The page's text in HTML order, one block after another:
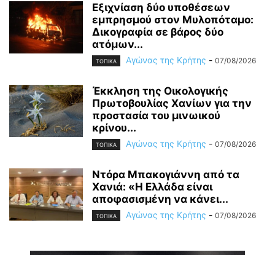
Εξιχνίαση δύο υποθέσεων
εμπρησμού στον Μυλοπόταμο:
Δικογραφία σε βάρος δύο
ατόμων...
ΤΟΠΙΚΑ Αγώνας της Κρήτης - 07/08/2026
Έκκληση της Οικολογικής
Πρωτοβουλίας Χανίων για την
προστασία του μινωικού
κρίνου...
ΤΟΠΙΚΑ Αγώνας της Κρήτης - 07/08/2026
Ντόρα Μπακογιάννη από τα
Χανιά: «Η Ελλάδα είναι
αποφασισμένη να κάνει...
ΤΟΠΙΚΑ Αγώνας της Κρήτης - 07/08/2026